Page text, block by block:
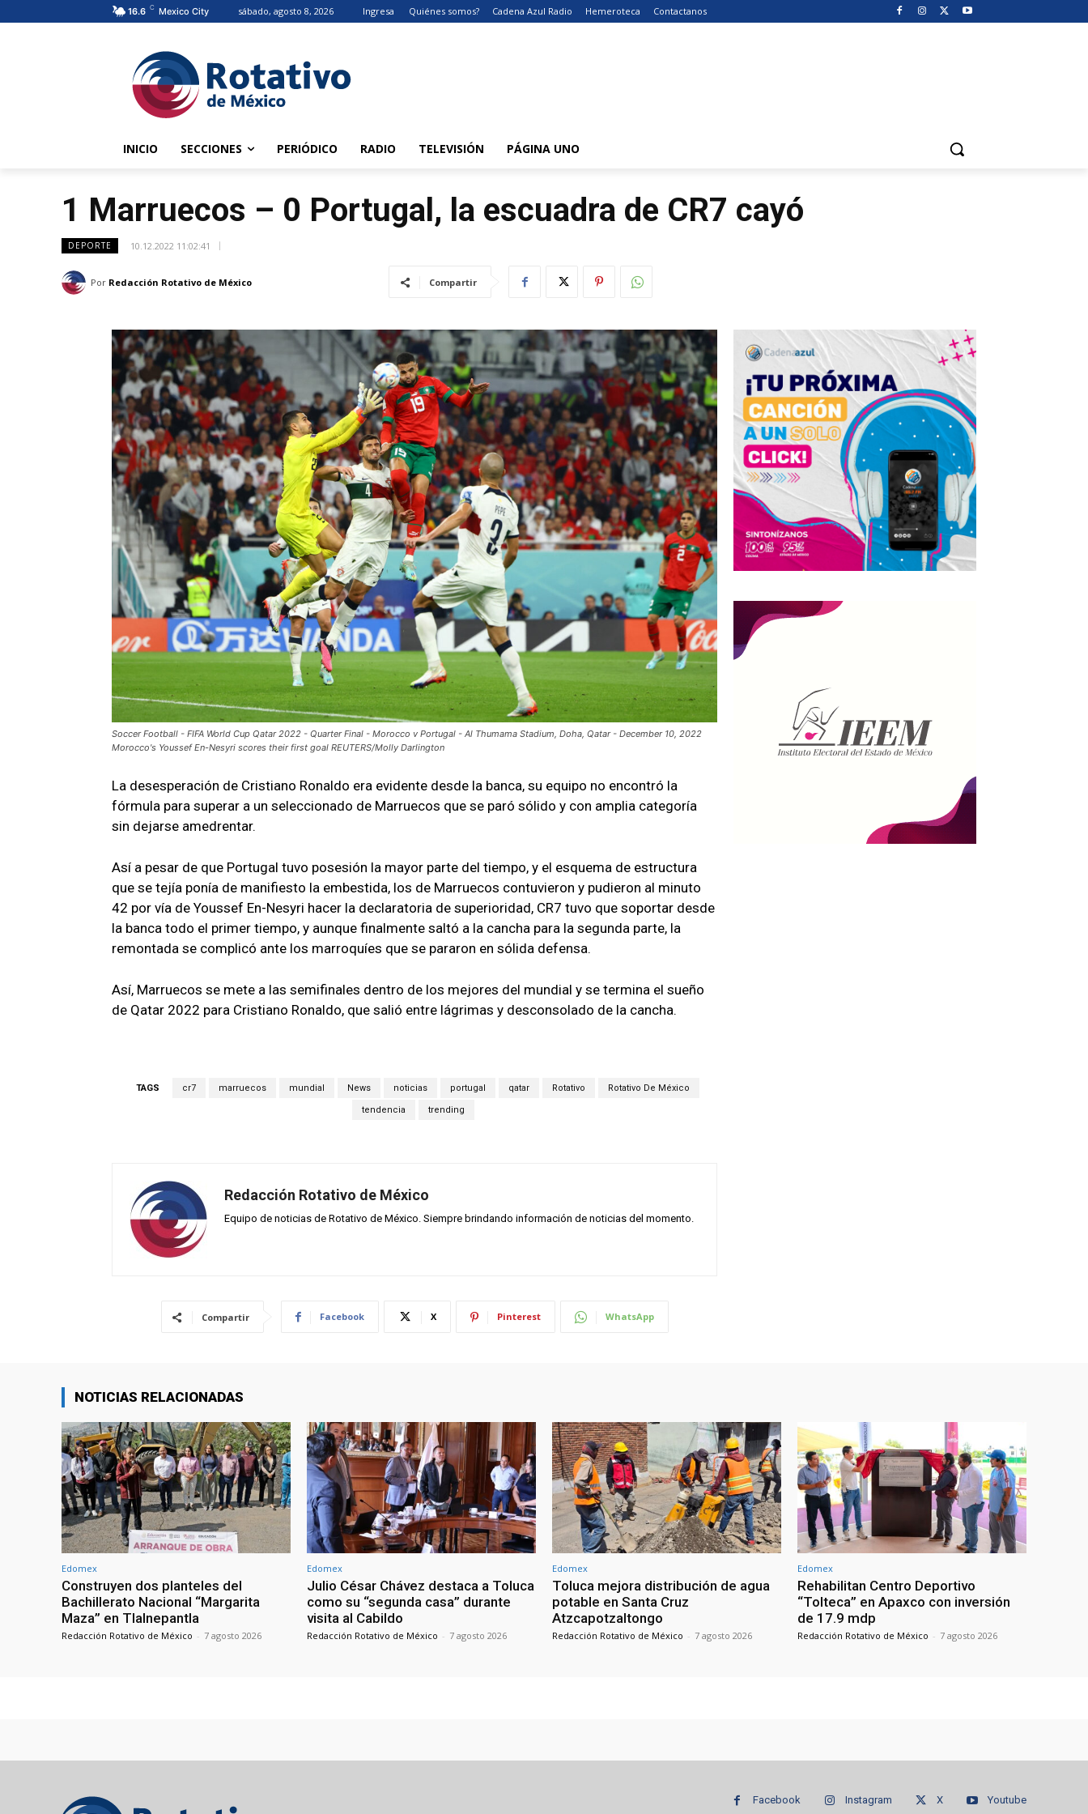
16.6 C Mexico City sábado, agosto 8, 2026 Ingresa Quiénes somos? Cadena Azul Radio Hemeroteca Contactanos
INICIO SECCIONES PERIÓDICO RADIO TELEVISIÓN PÁGINA UNO
1 Marruecos – 0 Portugal, la escuadra de CR7 cayó
DEPORTE 10.12.2022 11:02:41
Por Redacción Rotativo de México Compartir
Soccer Football - FIFA World Cup Qatar 2022 - Quarter Final - Morocco v Portugal - Al Thumama Stadium, Doha, Qatar - December 10, 2022
Morocco's Youssef En-Nesyri scores their first goal REUTERS/Molly Darlington
La desesperación de Cristiano Ronaldo era evidente desde la banca, su equipo no encontró la
fórmula para superar a un seleccionado de Marruecos que se paró sólido y con amplia categoría
sin dejarse amedrentar.
Así a pesar de que Portugal tuvo posesión la mayor parte del tiempo, y el esquema de estructura
que se tejía ponía de manifiesto la embestida, los de Marruecos contuvieron y pudieron al minuto
42 por vía de Youssef En-Nesyri hacer la declaratoria de superioridad, CR7 tuvo que soportar desde
la banca todo el primer tiempo, y aunque finalmente saltó a la cancha para la segunda parte, la
remontada se complicó ante los marroquíes que se pararon en sólida defensa.
Así, Marruecos se mete a las semifinales dentro de los mejores del mundial y se termina el sueño
de Qatar 2022 para Cristiano Ronaldo, que salió entre lágrimas y desconsolado de la cancha.
TAGS cr7 marruecos mundial News noticias portugal qatar Rotativo Rotativo De México
tendencia trending
Redacción Rotativo de México
Equipo de noticias de Rotativo de México. Siempre brindando información de noticias del momento.
Compartir Facebook X Pinterest WhatsApp
NOTICIAS RELACIONADAS
Edomex
Construyen dos planteles del
Bachillerato Nacional “Margarita
Maza” en Tlalnepantla
Redacción Rotativo de México - 7 agosto 2026
Edomex
Julio César Chávez destaca a Toluca
como su “segunda casa” durante
visita al Cabildo
Redacción Rotativo de México - 7 agosto 2026
Edomex
Toluca mejora distribución de agua
potable en Santa Cruz
Atzcapotzaltongo
Redacción Rotativo de México - 7 agosto 2026
Edomex
Rehabilitan Centro Deportivo
“Tolteca” en Apaxco con inversión
de 17.9 mdp
Redacción Rotativo de México - 7 agosto 2026
Facebook Instagram X Youtube